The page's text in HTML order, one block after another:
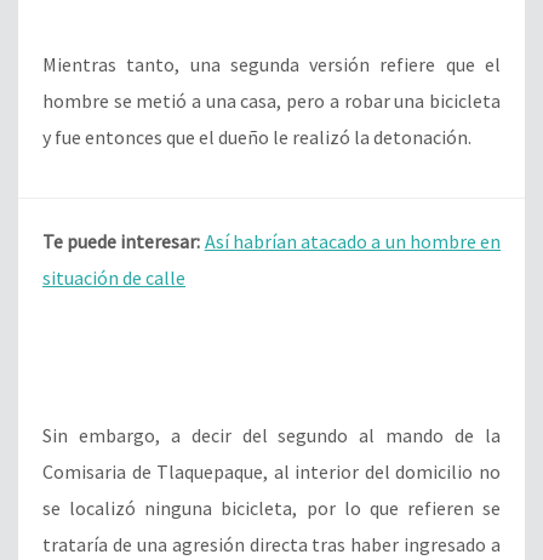
Mientras tanto, una segunda versión refiere que el
hombre se metió a una casa, pero a robar una bicicleta
y fue entonces que el dueño le realizó la detonación.
Te puede interesar: Así habrían atacado a un hombre en
situación de calle
Sin embargo, a decir del segundo al mando de la
Comisaria de Tlaquepaque, al interior del domicilio no
se localizó ninguna bicicleta, por lo que refieren se
trataría de una agresión directa tras haber ingresado a